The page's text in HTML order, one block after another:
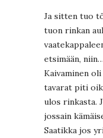
Ja sitten tuo
tuon rinkan
etsimään,
Kaivaminen
tavarat piti
ulos rinkasta.
jossain
Saatikka jos